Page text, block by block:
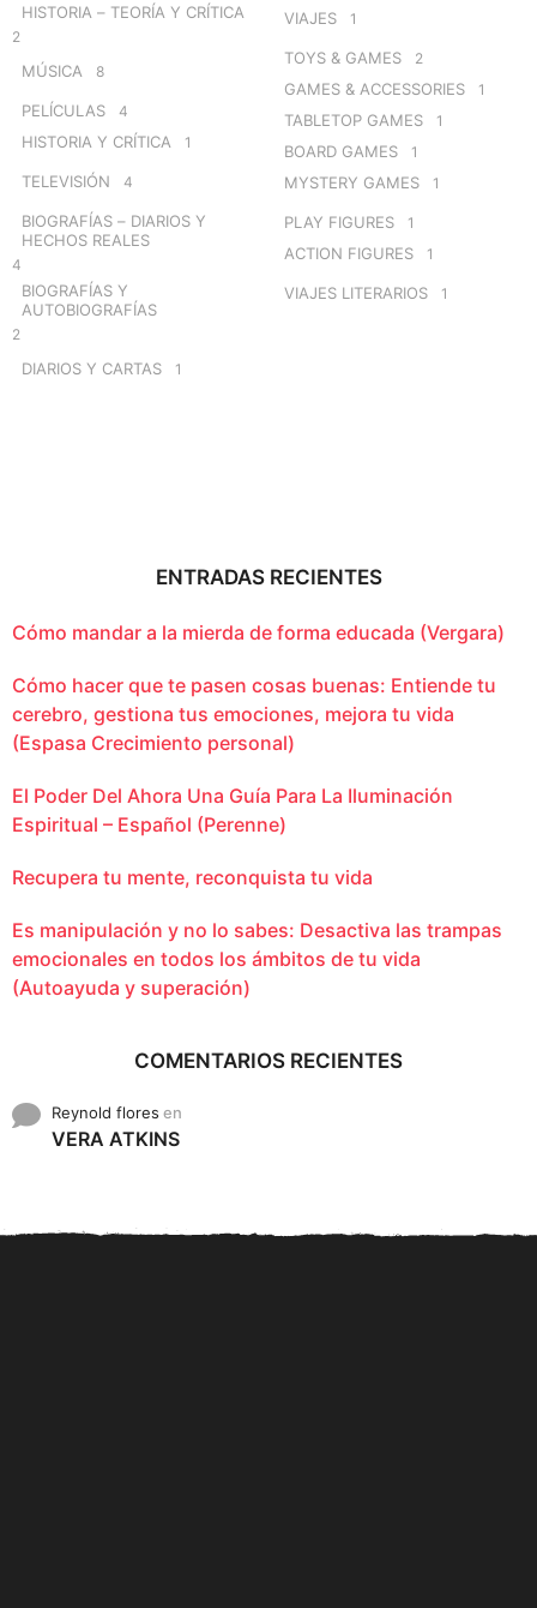
HISTORIA – TEORÍA Y CRÍTICA
2
MÚSICA 8
PELÍCULAS 4
HISTORIA Y CRÍTICA 1
TELEVISIÓN 4
BIOGRAFÍAS – DIARIOS Y
HECHOS REALES
4
BIOGRAFÍAS Y
AUTOBIOGRAFÍAS
2
DIARIOS Y CARTAS 1
VIAJES 1
TOYS & GAMES 2
GAMES & ACCESSORIES 1
TABLETOP GAMES 1
BOARD GAMES 1
MYSTERY GAMES 1
PLAY FIGURES 1
ACTION FIGURES 1
VIAJES LITERARIOS 1
ENTRADAS RECIENTES
Cómo mandar a la mierda de forma educada (Vergara)
Cómo hacer que te pasen cosas buenas: Entiende tu
cerebro, gestiona tus emociones, mejora tu vida
(Espasa Crecimiento personal)
El Poder Del Ahora Una Guía Para La Iluminación
Espiritual – Español (Perenne)
Recupera tu mente, reconquista tu vida
Es manipulación y no lo sabes: Desactiva las trampas
emocionales en todos los ámbitos de tu vida
(Autoayuda y superación)
COMENTARIOS RECIENTES
Reynold flores en
VERA ATKINS